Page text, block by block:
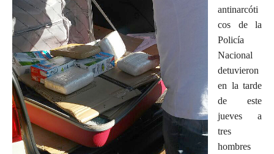
antinarcóti
cos de la
Policía
Nacional
detuvieron
en la tarde
de este
jueves a
tres
hombres